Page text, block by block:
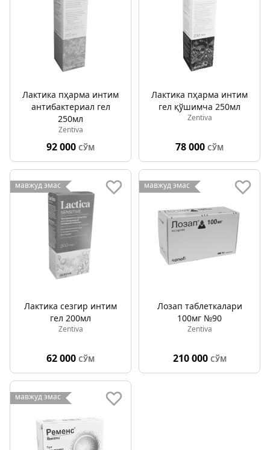
Лактика пҳарма интим
антибактериал гел
250мл
Zentiva
92 000 СЎМ
Лактика пҳарма интим
гел қўшимча 250мл
Zentiva
78 000 СЎМ
мавжуд эмас
Лактика сезгир интим
гел 200мл
Zentiva
62 000 СЎМ
мавжуд эмас
Лозап таблеткалари
100мг №90
Zentiva
210 000 СЎМ
мавжуд эмас